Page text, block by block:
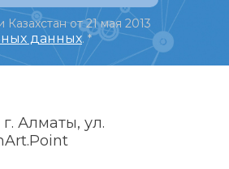
от 21 мая 2013
данных. *
Алматы, ул.